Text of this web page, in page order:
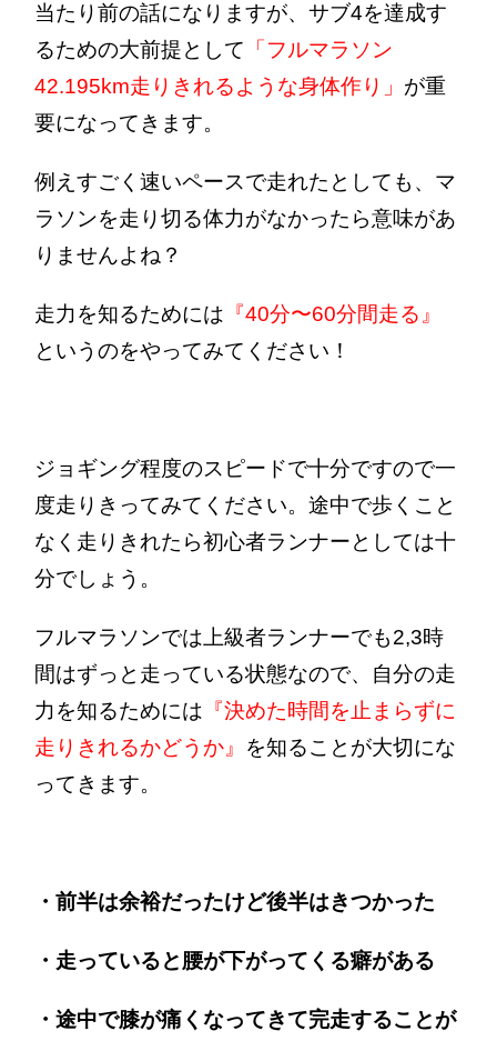
当たり前の話になりますが、サブ4を達成す
るための大前提として
「フルマラソン
42.195km走りきれるような身体作り」 が重
要になってきます。
例えすごく速いペースで走れたとしても、マ
ラソンを走り切る体力がなかったら意味があ
りませんよね？
走力を知るためには 『40分〜60分間走る』
というのをやってみてください！
ジョギング程度のスピードで十分ですので一
度走りきってみてください。途中で歩くこと
なく走りきれたら初心者ランナーとしては十
分でしょう。
フルマラソンでは上級者ランナーでも2,3時
間はずっと走っている状態なので、自分の走
力を知るためには 『決めた時間を止まらずに
走りきれるかどうか』 を知ることが大切にな
ってきます。
・前半は余裕だったけど後半はきつかった
・走っていると腰が下がってくる癖がある
・途中で膝が痛くなってきて完走することが